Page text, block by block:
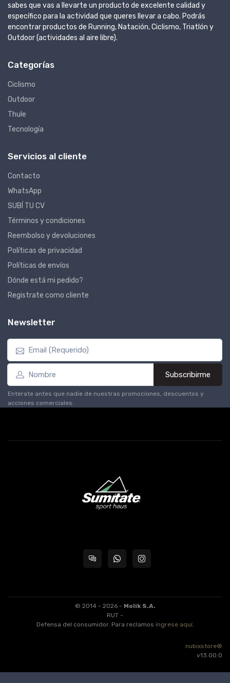
sabes que vas a llevarte un producto de excelente calidad y
específico para la actividad que queres llevar a cabo. Podrás
encontrar productos de Running, Natación, Ciclismo, Triatlón y
Outdoor (actividades al aire libre).
Categorías
Ciclismo
Outdoor
Thule
Tecnología
Servicios al cliente
Contacto
WhatsApp
SUBÍ TU CV
Términos y condiciones
Reembolso y devoluciones
Políticas de privacidad
Políticas de envíos
Dónde está mi pedido?
Registrate como cliente
Newsletter
Subscribirme
Enterate antes que nadie de nuestras promociones, descuentos y
acciones comerciales.
© 2014 - 2026 - Molik S.A.
RUT -
Defensa del consumidor. Para reclamos ingrese aquí.
nubixstore®
v13.00.0